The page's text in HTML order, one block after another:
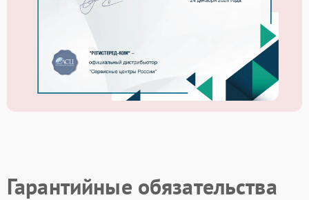
Гарантийные обязательства